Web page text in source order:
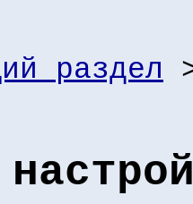
раздел